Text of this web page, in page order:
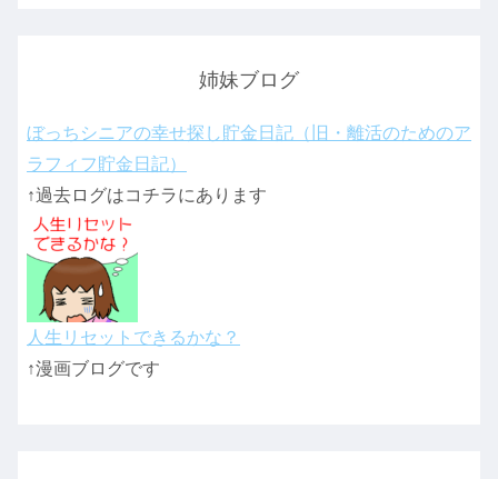
姉妹ブログ
ぼっちシニアの幸せ探し貯金日記（旧・離活のためのア
ラフィフ貯金日記）
↑過去ログはコチラにあります
人生リセットできるかな？
↑漫画ブログです